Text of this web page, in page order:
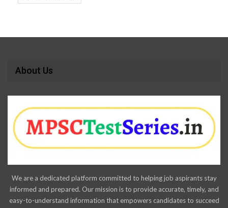
About Us
We are a dedicated platform committed to helping job aspirants stay
informed and prepared. Our mission is to provide accurate, timely, and
easy-to-understand information that empowers candidates to succeed